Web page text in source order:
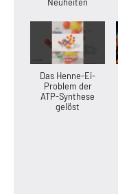
Das Henne-Ei-
Problem der
ATP-Synthese
gelöst